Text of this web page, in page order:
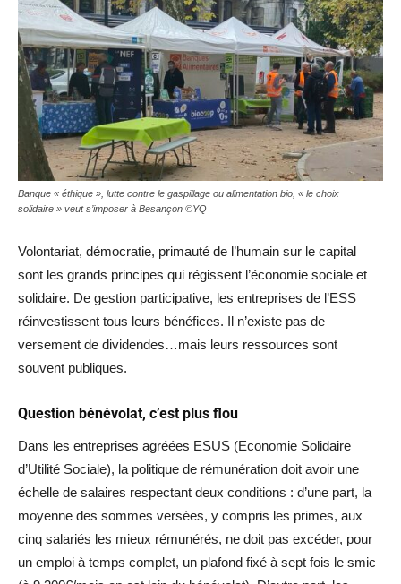
Banque « éthique », lutte contre le gaspillage ou alimentation bio, « le choix
solidaire » veut s’imposer à Besançon ©YQ
Volontariat, démocratie, primauté de l’humain sur le capital
sont les grands principes qui régissent l’économie sociale et
solidaire. De gestion participative, les entreprises de l’ESS
réinvestissent tous leurs bénéfices. Il n’existe pas de
versement de dividendes…mais leurs ressources sont
souvent publiques.
Question bénévolat, c’est plus flou
Dans les entreprises agréées ESUS (Economie Solidaire
d’Utilité Sociale), la politique de rémunération doit avoir une
échelle de salaires respectant deux conditions : d’une part, la
moyenne des sommes versées, y compris les primes, aux
cinq salariés les mieux rémunérés, ne doit pas excéder, pour
un emploi à temps complet, un plafond fixé à sept fois le smic